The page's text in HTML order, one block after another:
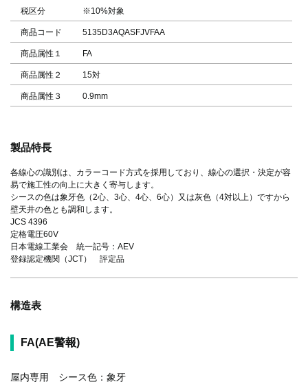
税区分 ※10%対象
商品コード 5135D3AQASFJVFAA
商品属性１ FA
商品属性２ 15対
商品属性３ 0.9mm
製品特長
各線心の識別は、カラーコード方式を採用しており、線心の選択・決定が容
易で施工性の向上に大きく寄与します。
シースの色は象牙色（2心、3心、4心、6心）又は灰色（4対以上）ですから
壁天井の色とも調和します。
JCS 4396
定格電圧60V
日本電線工業会 統一記号：AEV
登録認定機関（JCT） 評定品
構造表
FA(AE警報)
屋内専用 シース色：象牙